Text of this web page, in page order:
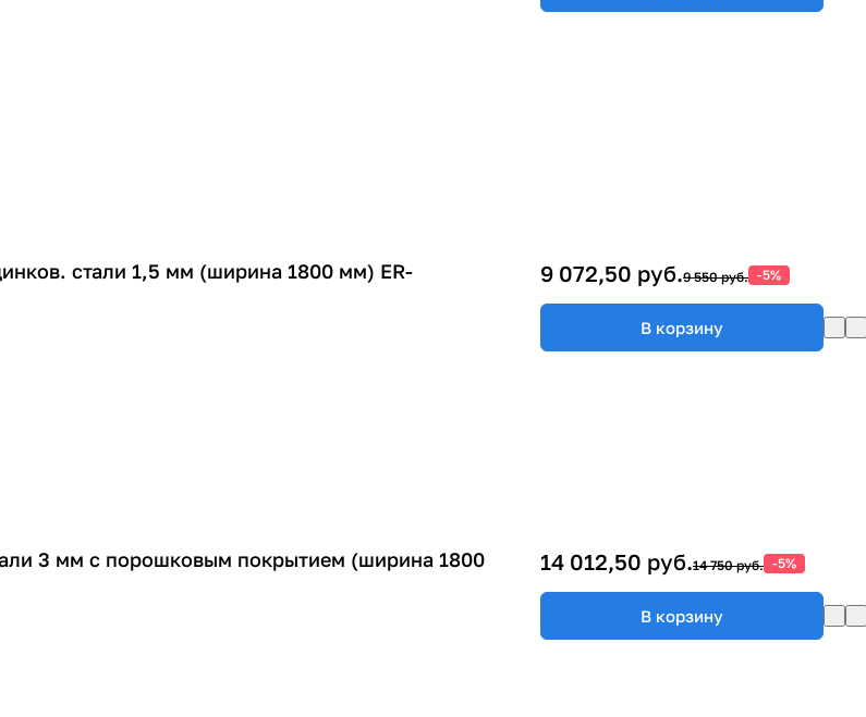
стали 1,5 мм (ширина 1800 мм) ER-
9 072,50 руб.9 550 руб. -5%
В корзину
3 мм с порошковым покрытием (ширина 1800
14 012,50 руб.14 750 руб. -5%
В корзину